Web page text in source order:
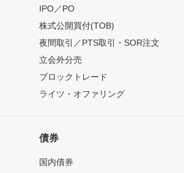
IPO／PO
株式公開買付(TOB)
夜間取引／PTS取引・SOR注文
立会外分売
ブロックトレード
ライツ・オファリング
債券
国内債券